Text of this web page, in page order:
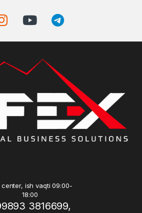
center, ish vaqti 09:00-
18:00
3816699,